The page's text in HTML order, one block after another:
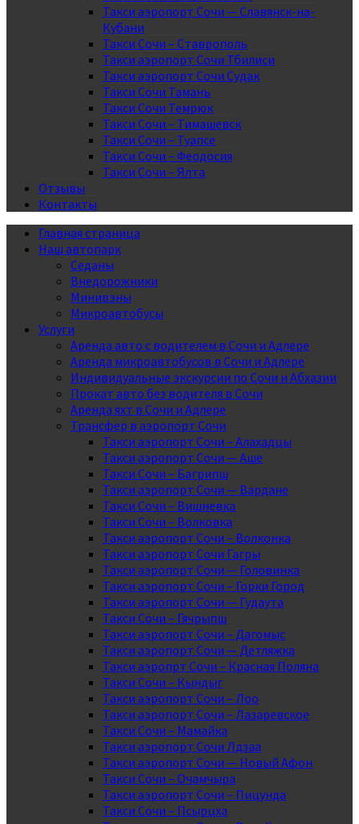
Такси аэропорт Сочи — Славянск-на-
Кубани
Такси Сочи – Ставрополь
Такси аэропорт Сочи Тбилиси
Такси аэропорт Сочи Судак
Такси Сочи Тамань
Такси Сочи Темрюк
Такси Сочи – Тимашевск
Такси Сочи – Туапсе
Такси Сочи – Феодосия
Такси Сочи – Ялта
Отзывы
Контакты
Главная страница
Наш автопарк
Седаны
Внедорожники
Минивэны
Микроавтобусы
Услуги
Аренда авто с водителем в Сочи и Адлере
Аренда микроавтобусов в Сочи и Адлере
Индивидуальные экскурсии по Сочи и Абхазии
Прокат авто без водителя в Сочи
Аренда яхт в Сочи и Адлере
Трансфер в аэропорт Сочи
Такси аэропорт Сочи – Алахадцы
Такси аэропорт Сочи — Аше
Такси Сочи – Багрипш
Такси аэропорт Сочи — Вардане
Такси Сочи – Вишневка
Такси Сочи – Волковка
Такси аэропорт Сочи – Волконка
Такси аэропорт Сочи Гагры
Такси аэропорт Сочи — Головинка
Такси аэропорт Сочи – Горки Город
Такси аэропорт Сочи — Гудаута
Такси Сочи – Гячрыпш
Такси аэропорт Сочи – Дагомыс
Такси аэропорт Сочи — Детляжка
Такси аэропрт Сочи – Красная Поляна
Такси Сочи – Кындыг
Такси аэропорт Сочи – Лоо
Такси аэропорт Сочи – Лазаревское
Такси Сочи – Мамайка
Такси аэропорт Сочи Лдзаа
Такси аэропорт Сочи — Новый Афон
Такси Сочи – Очамчыра
Такси аэропорт Сочи – Пицунда
Такси Сочи – Псырцха